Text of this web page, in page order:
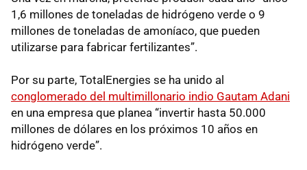
1,6 millones de toneladas de hidrógeno verde o 9
millones de toneladas de amoníaco, que pueden
utilizarse para fabricar fertilizantes”.
Por su parte, TotalEnergies se ha unido al
conglomerado del multimillonario indio Gautam Adani
en una empresa que planea “invertir hasta 50.000
millones de dólares en los próximos 10 años en
hidrógeno verde”.